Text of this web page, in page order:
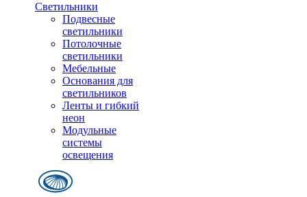
Светильники
Подвесные
светильники
Потолочные
светильники
Мебельные
Основания для
светильников
Ленты и гибкий
неон
Модульные
системы
освещения